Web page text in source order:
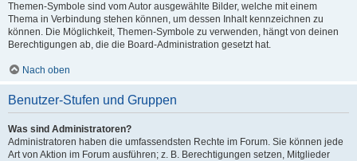
Themen-Symbole sind vom Autor ausgewählte Bilder, welche mit einem
Thema in Verbindung stehen können, um dessen Inhalt kennzeichnen zu
können. Die Möglichkeit, Themen-Symbole zu verwenden, hängt von deinen
Berechtigungen ab, die die Board-Administration gesetzt hat.
Nach oben
Benutzer-Stufen und Gruppen
Was sind Administratoren?
Administratoren haben die umfassendsten Rechte im Forum. Sie können jede
Art von Aktion im Forum ausführen; z. B. Berechtigungen setzen, Mitglieder